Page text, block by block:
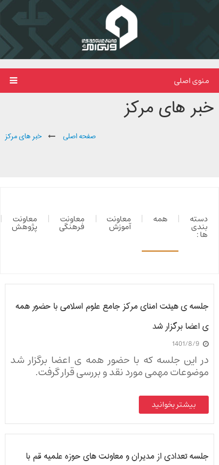
منوی اصلی
خبر های مرکز
صفحه اصلی خبر های مرکز
دسته
بندی
ها :
همه معاونت
آموزش
معاونت
فرهنگی
معاونت
پژوهش
جلسه ی هیئت امنای مرکز جامع علوم اسلامی با حضور همه
ی اعضا برگزار شد
1401/8/9
در این جلسه که با حضور همه ی اعضا برگزار شد
موضوعات مهمی مورد نقد و بررسی قرار گرفت.
بیشتر بخوانید
جلسه تعدادی از مدیران و معاونت های حوزه علمیه قم با